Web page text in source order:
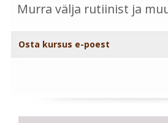
Murra välja rutiinist ja
Osta kursus e-poest